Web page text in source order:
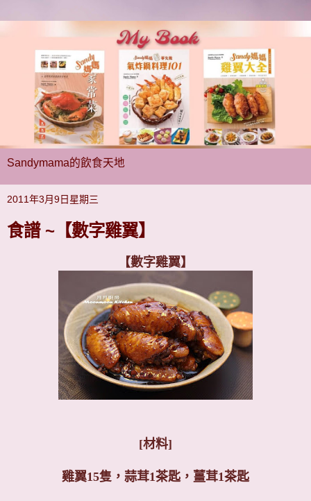
Sandymama的飲食天地
2011年3月9日星期三
食譜 ~【數字雞翼】
【數字雞翼】
[材料]
雞翼15隻，蒜茸1茶匙，薑茸1茶匙